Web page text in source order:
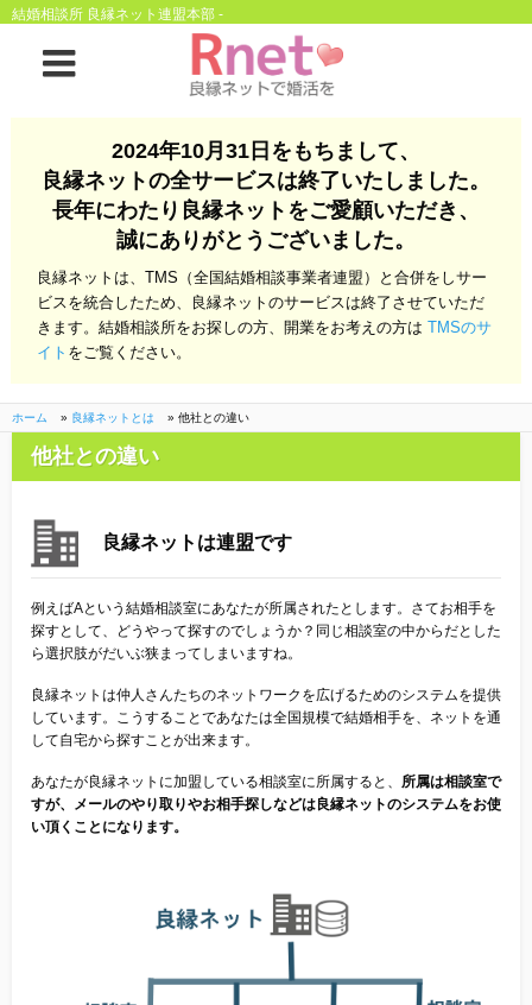
良縁ネットとは
お金のこと
会社概要
よくある質問
る質問
開業支援
他社との違い
お金のこと
相談室からのよくある質問
結婚相談所 良縁ネット連盟本部 -
2024年10月31日をもちまして、
良縁ネットの全サービスは終了いたしました。
長年にわたり良縁ネットをご愛顧いただき、
誠にありがとうございました。
良縁ネットは、TMS（全国結婚相談事業者連盟）と合併をしサー
ビスを統合したため、良縁ネットのサービスは終了させていただ
きます。結婚相談所をお探しの方、開業をお考えの方はTMSのサ
イト をご覧ください。
ホーム » 良縁ネットとは » 他社との違い
他社との違い
良縁ネットは連盟です
例えばAという結婚相談室にあなたが所属されたとします。さてお相手を
探すとして、どうやって探すのでしょうか？同じ相談室の中からだとした
ら選択肢がだいぶ狭まってしまいますね。
良縁ネットは仲人さんたちのネットワークを広げるためのシステムを提供
しています。こうすることであなたは全国規模で結婚相手を、ネットを通
して自宅から探すことが出来ます。
あなたが良縁ネットに加盟している相談室に所属すると、 所属は相談室で
すが、メールのやり取りやお相手探しなどは良縁ネットのシステムをお使
い頂くことになります。